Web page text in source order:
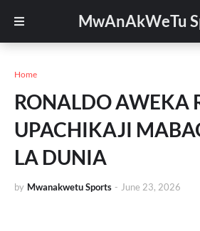
MwAnAkWeTu
Home
RONALDO AWEKA
UPACHIKAJI
LA DUNIA
by Mwanakwetu Sports - June 23, 2026